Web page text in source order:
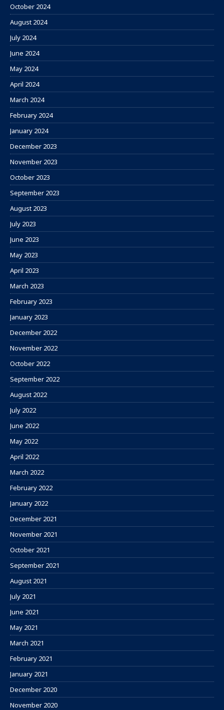
October 2024
August 2024
July 2024
June 2024
May 2024
April 2024
March 2024
February 2024
January 2024
December 2023
November 2023
October 2023
September 2023
August 2023
July 2023
June 2023
May 2023
April 2023
March 2023
February 2023
January 2023
December 2022
November 2022
October 2022
September 2022
August 2022
July 2022
June 2022
May 2022
April 2022
March 2022
February 2022
January 2022
December 2021
November 2021
October 2021
September 2021
August 2021
July 2021
June 2021
May 2021
March 2021
February 2021
January 2021
December 2020
November 2020